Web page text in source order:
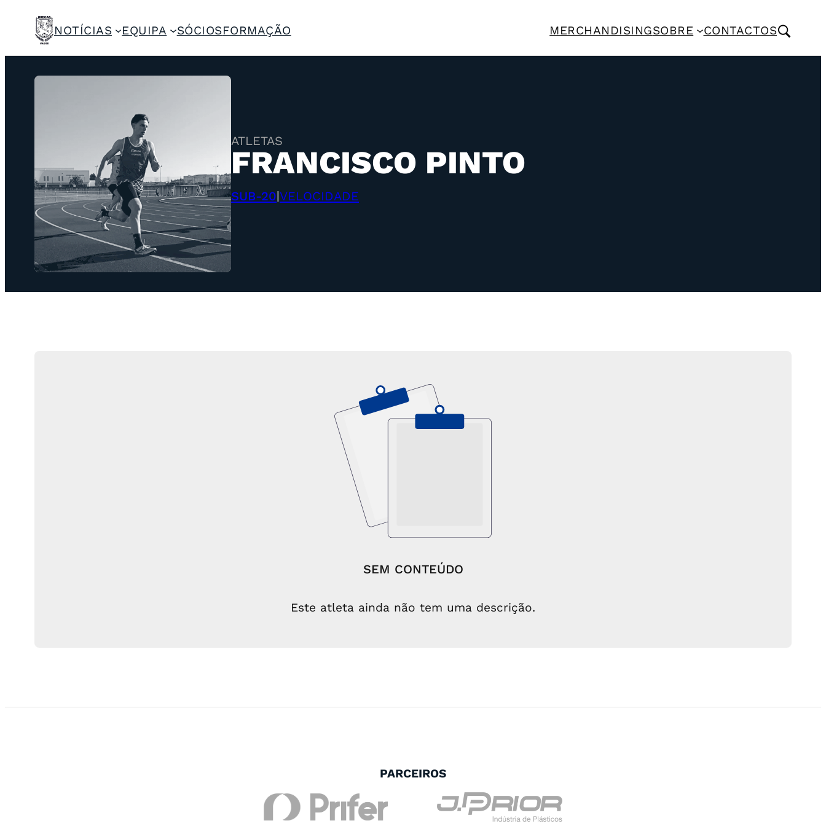
NOTÍCIAS EQUIPA SÓCIOSFORMAÇÃO MERCHANDISINGSOBRE CONTACTOS
ATLETAS
FRANCISCO PINTO
SUB-20|VELOCIDADE
SEM CONTEÚDO
Este atleta ainda não tem uma descrição.
PARCEIROS